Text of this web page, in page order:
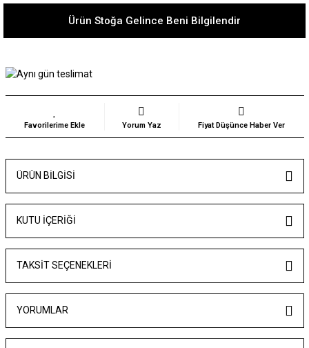
Ürün Stoğa Gelince Beni Bilgilendir
Yorum Yaz Fiyat Düşünce Haber Ver
ÜRÜN BILGISI
KUTU İÇERİĞİ
TAKSIT SEÇENEKLERI
YORUMLAR